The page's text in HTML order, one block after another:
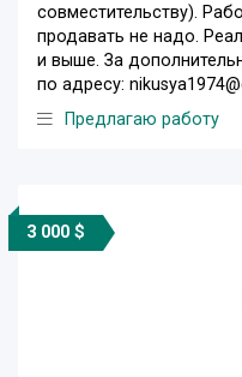
совместительству).
продавать не надо.
и выше. За
по адресу:
Предлагаю работу
3 000 $